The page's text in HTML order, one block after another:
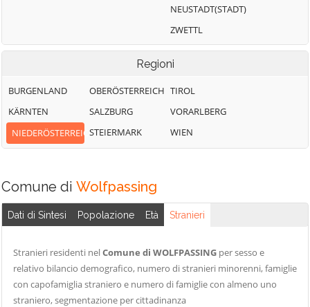
NEUSTADT(STADT)
ZWETTL
Regioni
BURGENLAND
KÄRNTEN
NIEDERÖSTERREICH
OBERÖSTERREICH
SALZBURG
STEIERMARK
TIROL
VORARLBERG
WIEN
Comune di Wolfpassing
Dati di Sintesi Popolazione Età Stranieri
Stranieri residenti nelComune di WOLFPASSING per sesso e
relativo bilancio demografico, numero di stranieri minorenni, famiglie
con capofamiglia straniero e numero di famiglie con almeno uno
straniero, segmentazione per cittadinanza